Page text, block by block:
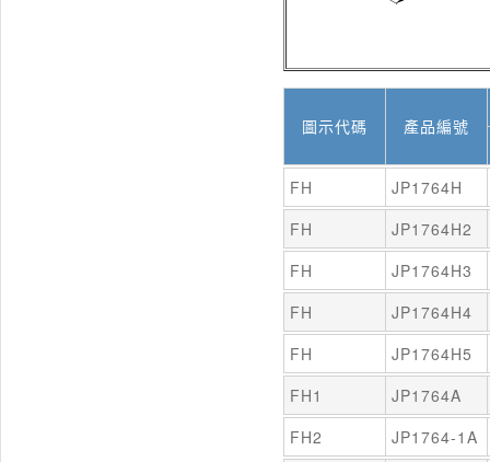
圖示代碼 產品編號
FH
JP1764H
FH
JP1764H2
FH
JP1764H3
FH
JP1764H4
FH
JP1764H5
FH1
JP1764A
FH2
JP1764-1A